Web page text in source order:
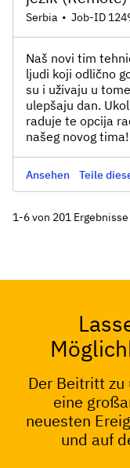
Serbia • Job-ID
Naš novi tim
ljudi koji odlično
su i uživaju u
ulepšaju dan.
raduje te opcija
našeg novog
Ansehen Teile
1-6 von 201 Ergebnisse
Der Beitritt
eine
neuesten
und auf